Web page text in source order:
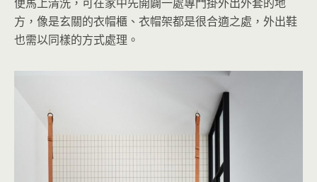
方，像是玄關的衣帽櫃、衣帽架都是很合適之處，外出鞋
也需以同樣的方式處理。